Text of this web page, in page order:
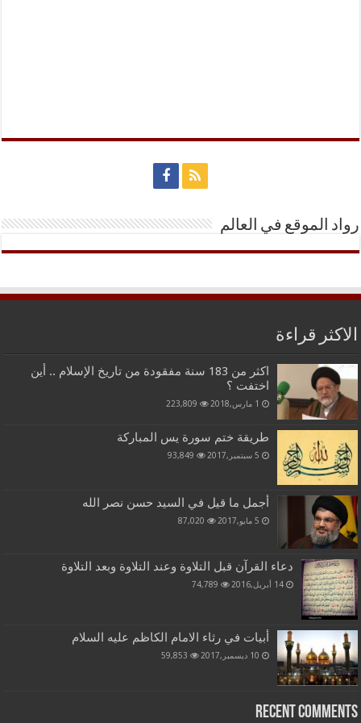
رواد الموقع في العالم
الاكثر قراءة
اكثر من 183 سنة مفقودة من تاريخ الإسلام .. أين
اختفت ؟
1 مارس,2018 223,809
طريقة ختم سورة يس المباركة
5 سبتمبر,2017 93,849
أجمل ما قيل في السيد حسن نصر الله
5 مايو,2017 87,020
دعاء القرآن قبل التلاوة وعند التلاوة وبعد التلاوة
14 أبريل,2016 74,789
أبيات في رثاء الامام الكاظم عليه السلام
10 ديسمبر,2017 59,853
Recent Comments